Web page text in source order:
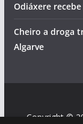
Odiáxere
Cheiro a droga
Algarve
Copyright ©